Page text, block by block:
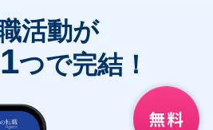
活動が
1つで完結！